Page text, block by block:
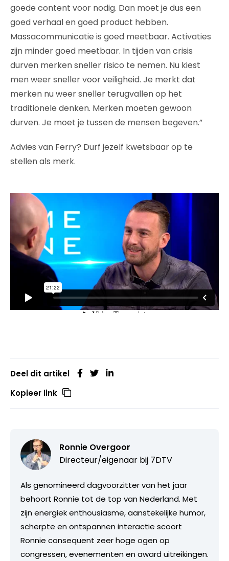
goede content voor nodig. Dan moet je dus een
goed verhaal en goed product hebben.
Massacommunicatie is goed meetbaar. Activaties
zijn minder goed meetbaar. In tijden van crisis
durven merken sneller risico te nemen. Nu kiest
men weer sneller voor veiligheid. Je merkt dat
merken nu weer sneller terugvallen op het
traditionele denken. Merken moeten gewoon
durven. Je moet je tussen de mensen begeven.”
Advies van Ferry? Durf jezelf kwetsbaar op te
stellen als merk.
Deel dit artikel
Kopieer link
Ronnie Overgoor
Directeur/eigenaar bij 7DTV
Als genomineerd dagvoorzitter van het jaar
behoort Ronnie tot de top van Nederland. Met
zijn energiek enthousiasme, aanstekelijke humor,
scherpte en ontspannen interactie scoort
Ronnie consequent zeer hoge ogen op
congressen, evenementen en award uitreikingen.